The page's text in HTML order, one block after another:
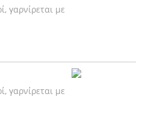
γαρνίρεται με
γαρνίρεται με